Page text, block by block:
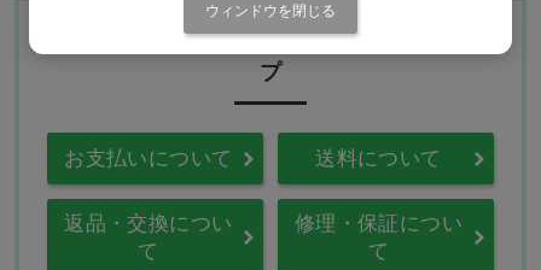
Ciモール ウェブ通販のご利用ガイド・ヘル
プ
お支払いについて 送料について
返品・交換につい
て
修理・保証につい
て
ウィンドウを閉じる